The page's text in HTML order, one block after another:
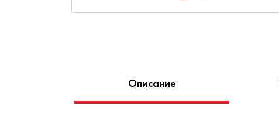
Описание